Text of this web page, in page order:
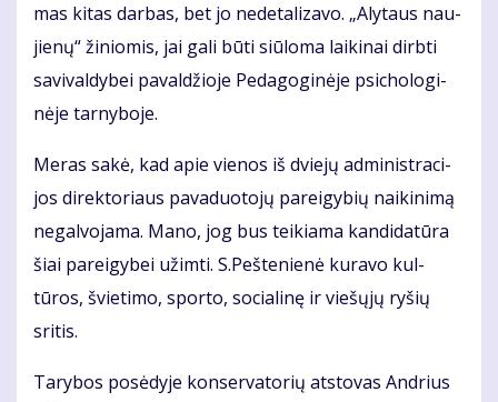
mas ki­tas dar­bas, bet jo ne­de­ta­li­za­vo. „Aly­taus nau­
jie­nų“ ži­nio­mis, jai ga­li bū­ti siū­lo­ma lai­ki­nai dirb­ti
sa­vi­val­dy­bei pa­val­džio­je Pe­da­go­gi­nė­je psi­cho­lo­gi­
nė­je tar­ny­bo­je.
Me­ras sa­kė, kad apie vie­nos iš dvie­jų ad­mi­nist­ra­ci­
jos di­rek­to­riaus pa­va­duo­to­jų pa­rei­gy­bių nai­ki­ni­mą
ne­gal­vo­ja­ma. Ma­no, jog bus tei­kia­ma kan­di­da­tū­ra
šiai pa­rei­gy­bei už­im­ti. S.Peš­tenienė kuravo kul­
tūros, švietimo, sporto, so­cialinę ir viešųjų ryšių
sritis.
Ta­ry­bos po­sė­dy­je kon­ser­va­to­rių at­sto­vas An­drius